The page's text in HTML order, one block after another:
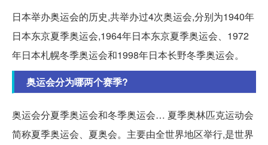
日本举办奥运会的历史,共举办过4次奥运会,分别为1940年
日本东京夏季奥运会,1964年日本东京夏季奥运会、1972
年日本札幌冬季奥运会和1998年日本长野冬季奥运会。
奥运会分为哪两个赛季?
奥运会分夏季奥运会和冬季奥运会… 夏季奥林匹克运动会
简称夏季奥运会、夏奥会。主要由全世界地区举行,是世界